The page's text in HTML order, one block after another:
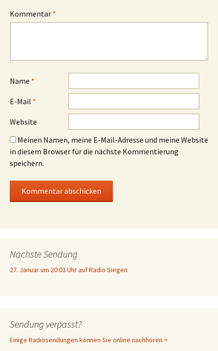
Kommentar *
Name *
E-Mail *
Website
Meinen Namen, meine E-Mail-Adresse und meine Website
in diesem Browser für die nächste Kommentierung
speichern.
Nächste Sendung
27. Januar um 20:03 Uhr auf Radio Siegen
Sendung verpasst?
Einige Radiosendungen können Sie online nachhören >